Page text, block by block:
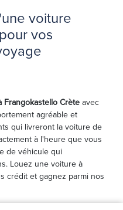
voiture
vos
Frangokastello Crète avec
agréable et
qui livreront la voiture de
à l'heure que vous
de véhicule qui
Louez une voiture à
crédit et gagnez parmi nos